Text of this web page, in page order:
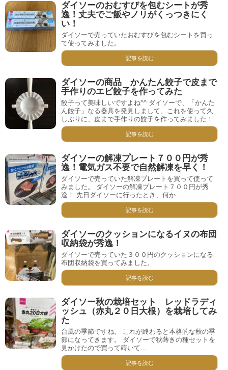
ダイソーのおむすびを包むシートが秀
逸！丈夫でご飯やノリがくっつきにく
い！
ダイソーで売っていたおむすびを包むシートを買っ
て使ってみました。
記事を読む
ダイソーの商品 かんたん餃子で皮まで
手作りのエビ餃子を作ってみた
餃子って美味しいですよね^^ ダイソーで、「かんた
ん餃子」なる器具を発見しまして、これを使って久
しぶりに、皮まで手作りの餃子を作ってみました！
記事を読む
ダイソーの解凍プレート７００円が秀
逸！電気ガス不要で自然解凍を早く！
ダイソーで売っていた解凍プレートを買って使って
みました。 ダイソーの解凍プレート７００円が秀
逸！ 先日ダイソーに行ったとき、何か...
記事を読む
ダイソーのクッションになるイヌの布団
収納袋が秀逸！
ダイソーで売っていた３００円のクッションになる
布団収納袋を買ってみました。
記事を読む
ダイソー秋の栽培セット レッドラディ
ッシュ（赤丸２０日大根）を栽培してみ
た
台風の季節ですね。 これが終わると本格的な秋の季
節になってきます。 ダイソーで秋蒔きの種セットを
見かけたので買って蒔いて...
記事を読む